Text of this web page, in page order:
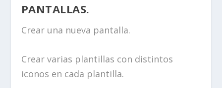
PANTALLAS.
Crear una nueva pantalla.
Crear varias plantillas con distintos
iconos en cada plantilla.